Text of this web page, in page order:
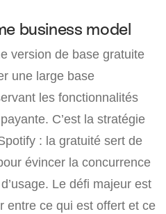
business model
version de base gratuite
une large base
les fonctionnalités
C’est la stratégie
: la gratuité sert de
évincer la concurrence
Le défi majeur est
entre ce qui est offert et ce